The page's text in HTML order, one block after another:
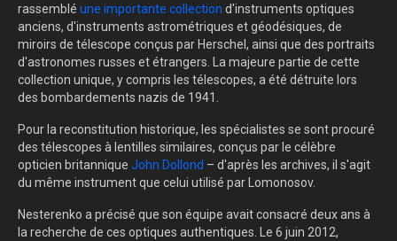
rassemblé une importante collection d'instruments optiques
anciens, d'instruments astrométriques et géodésiques, de
miroirs de télescope conçus par Herschel, ainsi que des portraits
d'astronomes russes et étrangers. La majeure partie de cette
collection unique, y compris les télescopes, a été détruite lors
des bombardements nazis de 1941.
Pour la reconstitution historique, les spécialistes se sont procuré
des télescopes à lentilles similaires, conçus par le célèbre
opticien britannique John Dollond – d'après les archives, il s'agit
du même instrument que celui utilisé par Lomonosov.
Nesterenko a précisé que son équipe avait consacré deux ans à
la recherche de ces optiques authentiques. Le 6 juin 2012,